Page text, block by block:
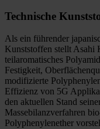
Technische
Als ein führender
Kunststoffen stellt
teilaromatisches
Festigkeit,
modifizierte
Effizienz von 5G
den aktuellen Stand
Massebilanzverfahren
Polyphenylenether